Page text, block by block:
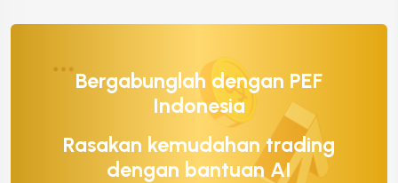
Bergabunglah dengan PEF
Indonesia
Rasakan kemudahan trading
dengan bantuan AI